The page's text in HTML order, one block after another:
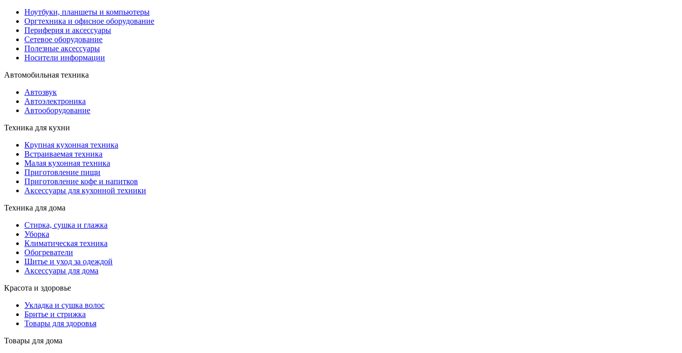
Ноутбуки, планшеты и компьютеры
Оргтехника и офисное оборудование
Периферия и аксессуары
Cетевое оборудование
Полезные аксессуары
Носители информации
Автомобильная техника
Автозвук
Автоэлектроника
Автооборудование
Техника для кухни
Крупная кухонная техника
Встраиваемая техника
Малая кухонная техника
Приготовление пищи
Приготовление кофе и напитков
Аксессуары для кухонной техники
Техника для дома
Стирка, сушка и глажка
Уборка
Климатическая техника
Обогреватели
Шитье и уход за одеждой
Аксессуары для дома
Красота и здоровье
Укладка и сушка волос
Бритье и стрижка
Товары для здоровья
Товары для дома